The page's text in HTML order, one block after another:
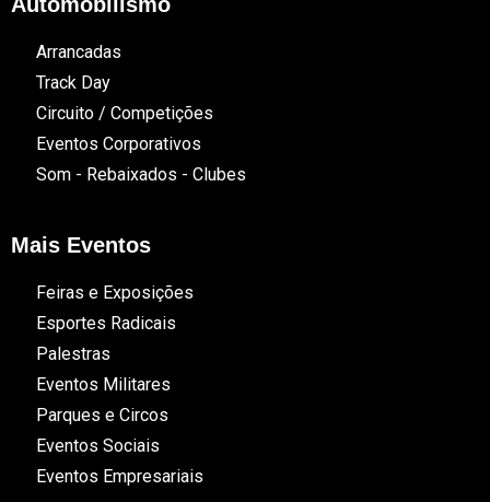
Arrancadas
Track Day
Circuito / Competições
Eventos Corporativos
Som - Rebaixados - Clubes
Mais Eventos
Feiras e Exposições
Esportes Radicais
Palestras
Eventos Militares
Parques e Circos
Eventos Sociais
Eventos Empresariais